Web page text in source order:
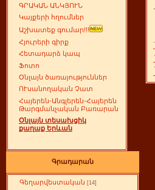
ԳՐԱԿԱՆ ԱՆԿՅՈՒՆ
Կայքերի հղումներ
Աշխատեք գումար!!!
Հյուրերի գիրք
Հետադարձ կապ
Ֆոտո
Օնլայն ծառայություններ
ՈՒսանողական Չատ
Հայերեն-Անգլերեն-Հայերեն
Թարգմանչական Բառարան
Օնլայն տեսախցիկ
քաղաք Երևան
Գրադարան
Գեղարվեստական [14]
·